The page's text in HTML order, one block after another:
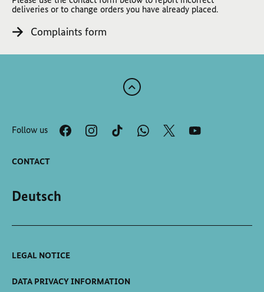
deliveries or to change orders you have already placed.
Complaints form
Scroll
the
top
Follow us
CONTACT
Deutsch
LEGAL NOTICE
DATA PRIVACY INFORMATION